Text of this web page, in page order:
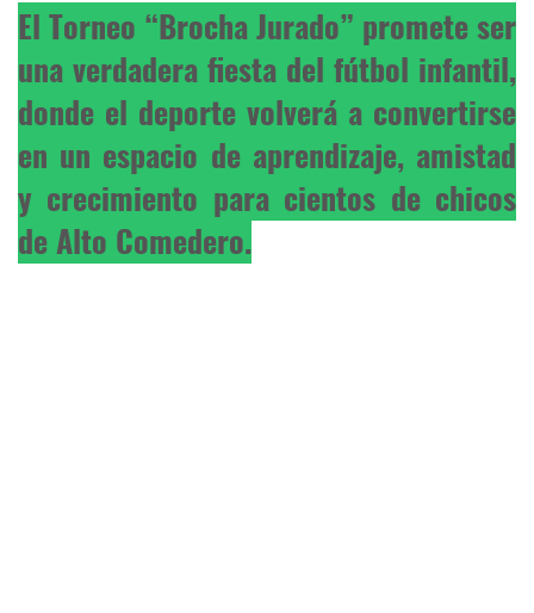
El Torneo “Brocha Jurado” promete ser
una verdadera fiesta del fútbol infantil,
donde el deporte volverá a convertirse
en un espacio de aprendizaje, amistad
y crecimiento para cientos de chicos
de Alto Comedero.